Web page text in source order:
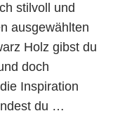
stilvoll und
ausgewählten
Holz gibst du
doch
Inspiration
du …